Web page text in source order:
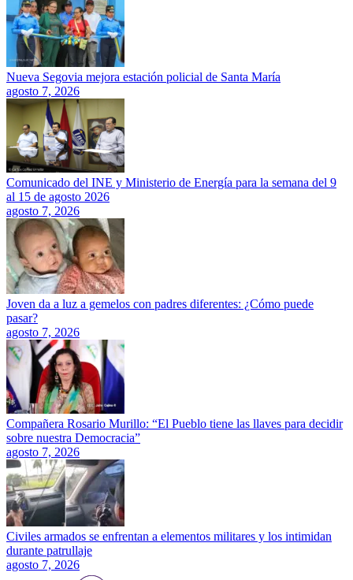
Nueva Segovia mejora estación policial de Santa María
agosto 7, 2026
Comunicado del INE y Ministerio de Energía para la semana del 9
al 15 de agosto 2026
agosto 7, 2026
Joven da a luz a gemelos con padres diferentes: ¿Cómo puede
pasar?
agosto 7, 2026
Compañera Rosario Murillo: “El Pueblo tiene las llaves para decidir
sobre nuestra Democracia”
agosto 7, 2026
Civiles armados se enfrentan a elementos militares y los intimidan
durante patrullaje
agosto 7, 2026